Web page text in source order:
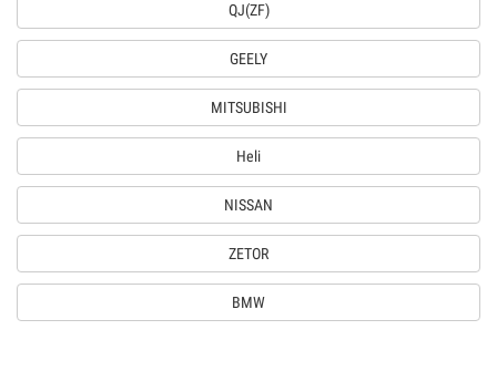
QJ(ZF)
GEELY
MITSUBISHI
Heli
NISSAN
ZETOR
BMW